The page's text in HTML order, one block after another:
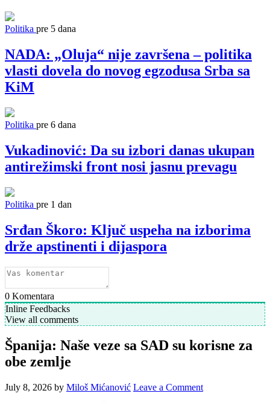
Politika pre 5 dana
NADA: „Oluja“ nije završena – politika
vlasti dovela do novog egzodusa Srba sa
KiM
Politika pre 6 dana
Vukadinović: Da su izbori danas ukupan
antirežimski front nosi jasnu prevagu
Politika pre 1 dan
Srđan Škoro: Ključ uspeha na izborima
drže apstinenti i dijaspora
0 Komentara
Inline Feedbacks
View all comments
Španija: Naše veze sa SAD su korisne za
obe zemlje
July 8, 2026 by Miloš Mićanović Leave a Comment